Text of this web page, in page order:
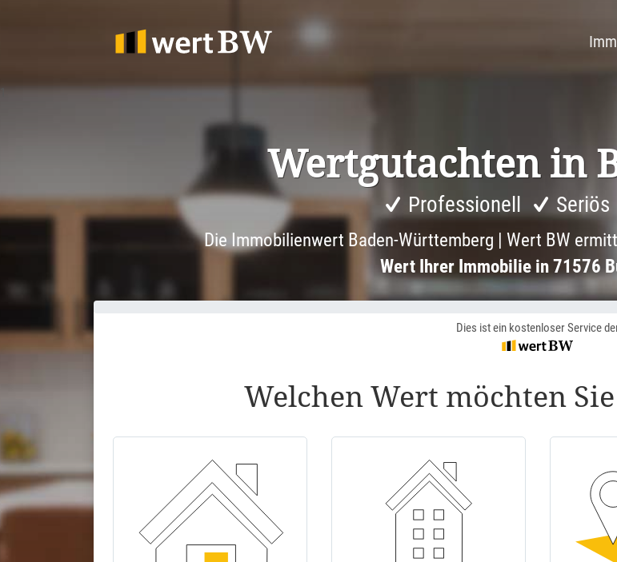
Wertgut­achten in
Professionell Seriös
Die Immobilienwert Baden-Württemberg | Wert BW
Wert Ihrer Immobilie in 71576
Dies ist ein kostenloser Service
Welchen Wert möchten